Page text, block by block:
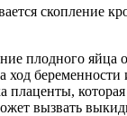
скопление
плодного
ход беременности
плаценты,
вызвать